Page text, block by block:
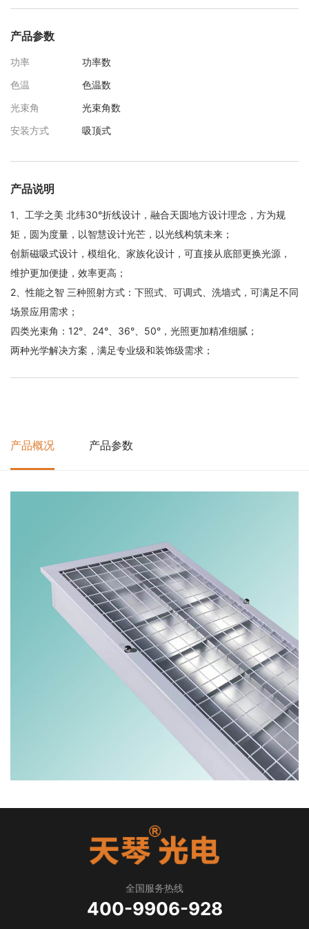
产品参数
功率
功率数
色温
色温数
光束角
光束角数
安装方式
吸顶式
产品说明
1、工学之美 北纬30°折线设计，融合天圆地方设计理念，方为规
矩，圆为度量，以智慧设计光芒，以光线构筑未来；
创新磁吸式设计，模组化、家族化设计，可直接从底部更换光源，
维护更加便捷，效率更高；
2、性能之智 三种照射方式：下照式、可调式、洗墙式，可满足不同
场景应用需求；
四类光束角：12°、24°、36°、50°，光照更加精准细腻；
两种光学解决方案，满足专业级和装饰级需求；
产品概况 产品参数
全国服务热线
400-9906-928